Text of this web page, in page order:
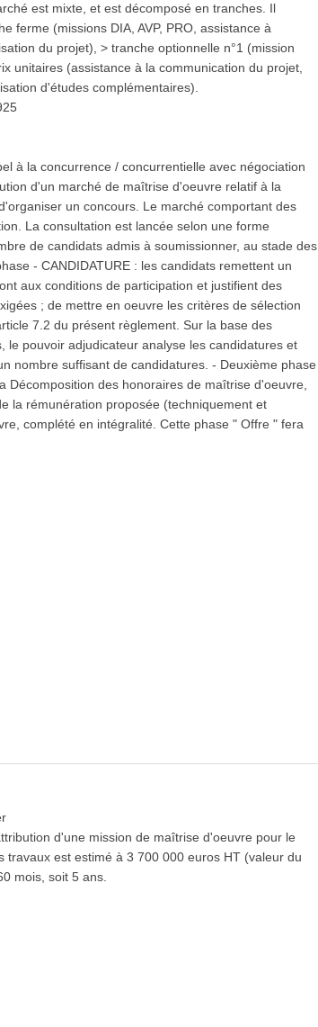
est mixte, et est décomposé en tranches. Il
ferme (missions DIA, AVP, PRO, assistance à
du projet), > tranche optionnelle n°1 (mission
unitaires (assistance à la communication du projet,
d'études complémentaires).
à la concurrence / concurrentielle avec négociation
d'un marché de maîtrise d'oeuvre relatif à la
un concours. Le marché comportant des
La consultation est lancée selon une forme
de candidats admis à soumissionner, au stade des
- CANDIDATURE : les candidats remettent un
aux conditions de participation et justifient des
; de mettre en oeuvre les critères de sélection
7.2 du présent règlement. Sur la base des
pouvoir adjudicateur analyse les candidatures et
nombre suffisant de candidatures. - Deuxième phase
Décomposition des honoraires de maîtrise d'oeuvre,
la rémunération proposée (techniquement et
complété en intégralité. Cette phase " Offre " fera
d'une mission de maîtrise d'oeuvre pour le
est estimé à 3 700 000 euros HT (valeur du
mois, soit 5 ans.